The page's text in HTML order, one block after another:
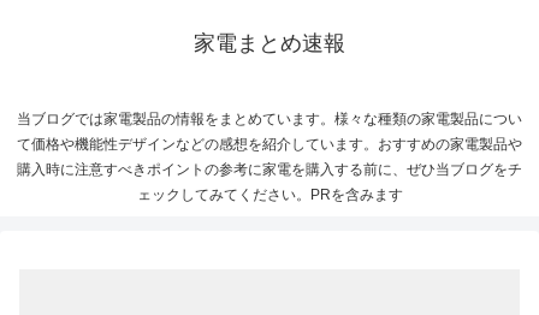
家電まとめ速報
当ブログでは家電製品の情報をまとめています。様々な種類の家電製品につい
て価格や機能性デザインなどの感想を紹介しています。おすすめの家電製品や
購入時に注意すべきポイントの参考に家電を購入する前に、ぜひ当ブログをチ
ェックしてみてください。PRを含みます